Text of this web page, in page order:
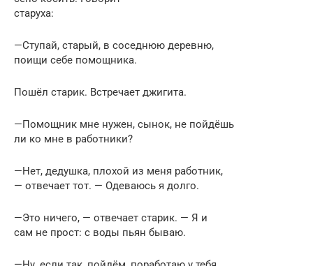
старуха:
—Ступай, старый, в соседнюю деревню,
поищи себе помощника.
Пошёл старик. Встречает джигита.
—Помощник мне нужен, сынок, не пойдёшь
ли ко мне в работники?
—Нет, дедушка, плохой из меня работник,
— отвечает тот. — Одеваюсь я долго.
—Это ничего, — отвечает старик. — Я и
сам не прост: с воды пьян бываю.